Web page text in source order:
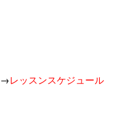
→レッスンスケジュール